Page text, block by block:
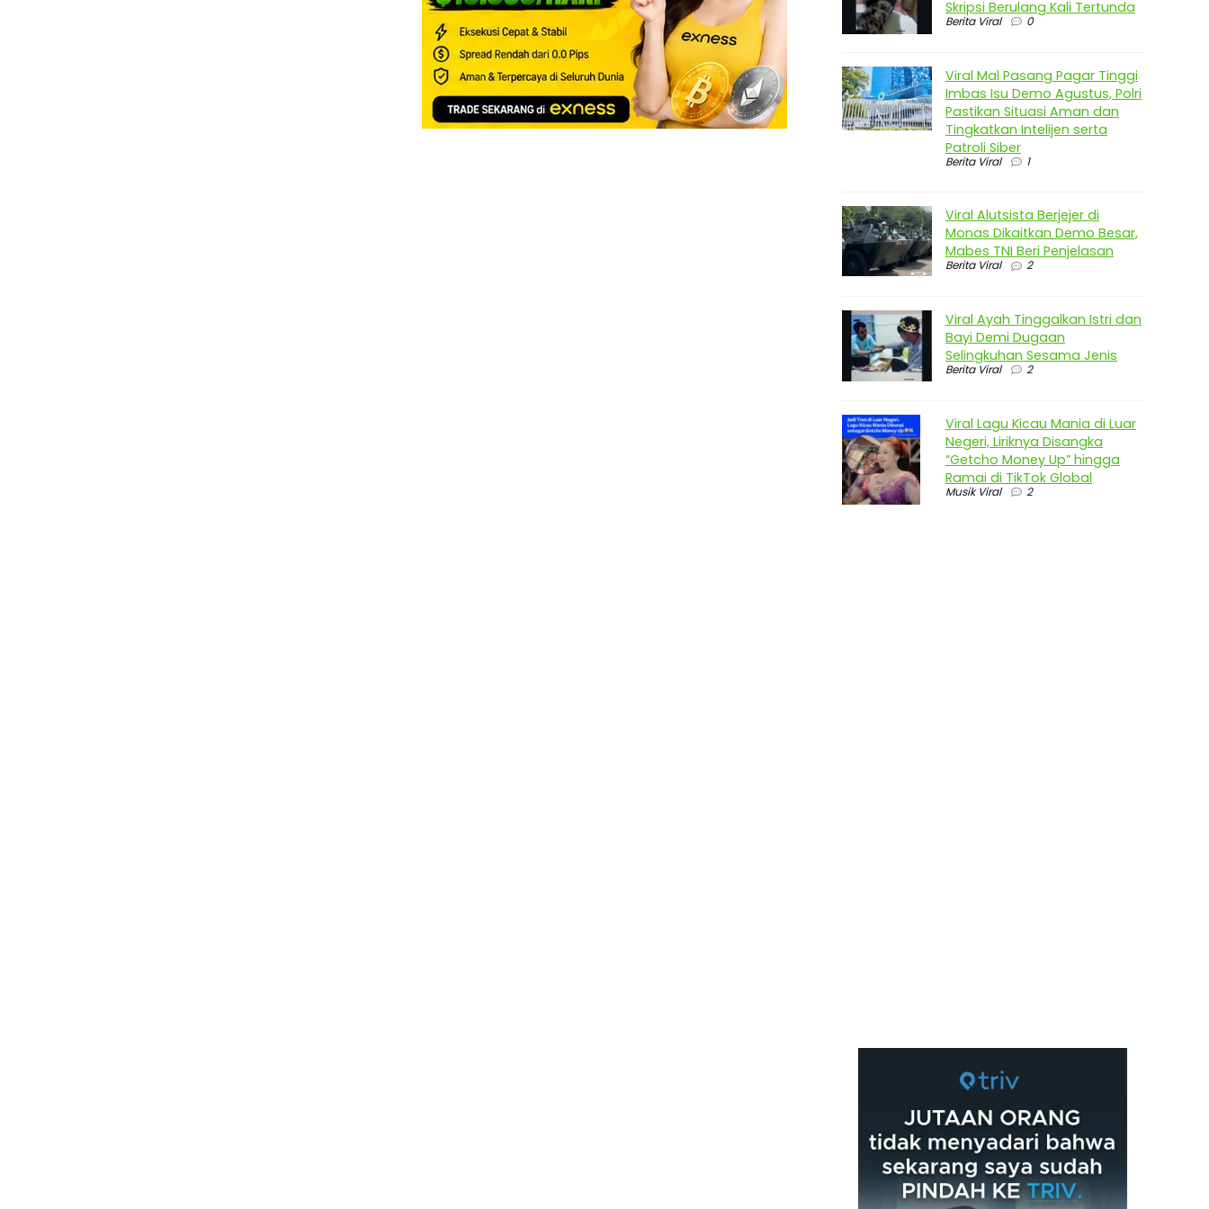
Skripsi Berulang Kali Tertunda
Berita Viral 0
Viral Mal Pasang Pagar Tinggi
Imbas Isu Demo Agustus, Polri
Pastikan Situasi Aman dan
Tingkatkan Intelijen serta
Patroli Siber
Berita Viral 1
Viral Alutsista Berjejer di
Monas Dikaitkan Demo Besar,
Mabes TNI Beri Penjelasan
Berita Viral 2
Viral Ayah Tinggalkan Istri dan
Bayi Demi Dugaan
Selingkuhan Sesama Jenis
Berita Viral 2
Viral Lagu Kicau Mania di Luar
Negeri, Liriknya Disangka
“Getcho Money Up” hingga
Ramai di TikTok Global
Musik Viral 2